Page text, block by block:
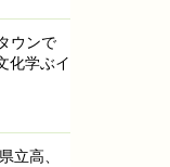
ウンで
化学ぶイ
立高、